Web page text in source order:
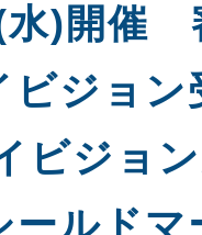
水)開催
ジョン
ビジョ
ルドマ